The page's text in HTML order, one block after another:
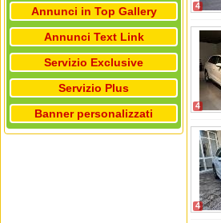
Annunci in Top Gallery
Annunci Text Link
Servizio Exclusive
Servizio Plus
Banner personalizzati
4
4
4